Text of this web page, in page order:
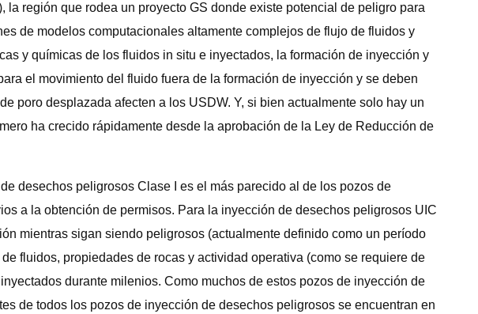
región que rodea un proyecto GS donde existe potencial de peligro para
de modelos computacionales altamente complejos de flujo de fluidos y
y químicas de los fluidos in situ e inyectados, la formación de inyección y
el movimiento del fluido fuera de la formación de inyección y se deben
poro desplazada afecten a los USDW. Y, si bien actualmente solo hay un
ha crecido rápidamente desde la aprobación de la Ley de Reducción de
desechos peligrosos Clase I es el más parecido al de los pozos de
a la obtención de permisos. Para la inyección de desechos peligrosos UIC
mientras sigan siendo peligrosos (actualmente definido como un período
fluidos, propiedades de rocas y actividad operativa (como se requiere de
durante milenios. Como muchos de estos pozos de inyección de
de todos los pozos de inyección de desechos peligrosos se encuentran en